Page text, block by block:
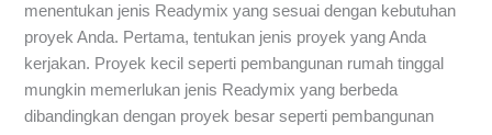
menentukan jenis Readymix yang sesuai dengan kebutuhan
proyek Anda. Pertama, tentukan jenis proyek yang Anda
kerjakan. Proyek kecil seperti pembangunan rumah tinggal
mungkin memerlukan jenis Readymix yang berbeda
dibandingkan dengan proyek besar seperti pembangunan